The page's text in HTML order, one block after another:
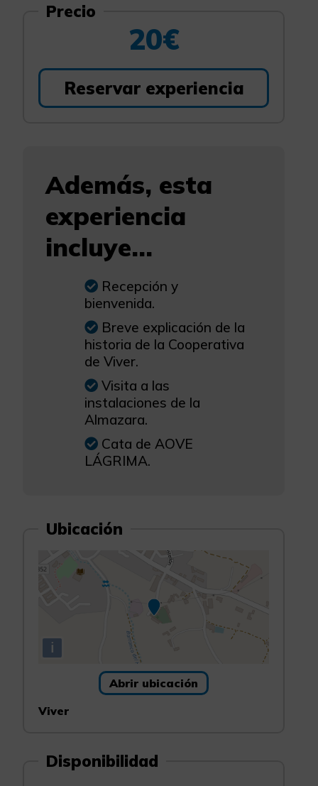
Precio
20€
Reservar experiencia
Además, esta
experiencia
incluye...
Recepción y
bienvenida.
Breve explicación de la
historia de la Cooperativa
de Viver.
Visita a las
instalaciones de la
Almazara.
Cata de AOVE
LÁGRIMA.
Ubicación
i
Abrir ubicación
Viver
Disponibilidad